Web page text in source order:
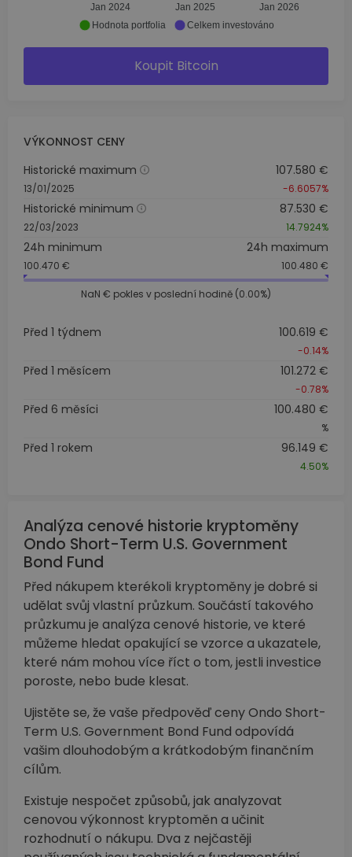
Jan 2024 Jan 2025 Jan 2026
Hodnota portfolia Celkem investováno
Koupit Bitcoin
VÝKONNOST CENY
Historické maximum
13/01/2025
107.580 €
-6.6057%
Historické minimum
22/03/2023
87.530 €
14.7924%
24h minimum
100.470 €
24h maximum
100.480 €
NaN € pokles v poslední hodině (0.00%)
Před 1 týdnem 100.619 €
-0.14%
Před 1 měsícem 101.272 €
-0.78%
Před 6 měsíci 100.480 €
%
Před 1 rokem 96.149 €
4.50%
Analýza cenové historie kryptoměny
Ondo Short-Term U.S. Government
Bond Fund
Před nákupem kterékoli kryptoměny je dobré si
udělat svůj vlastní průzkum. Součástí takového
průzkumu je analýza cenové historie, ve které
můžeme hledat opakující se vzorce a ukazatele,
které nám mohou více říct o tom, jestli investice
poroste, nebo bude klesat.
Ujistěte se, že vaše předpověď ceny Ondo Short-
Term U.S. Government Bond Fund odpovídá
vašim dlouhodobým a krátkodobým finančním
cílům.
Existuje nespočet způsobů, jak analyzovat
cenovou výkonnost kryptoměn a učinit
rozhodnutí o nákupu. Dva z nejčastěji